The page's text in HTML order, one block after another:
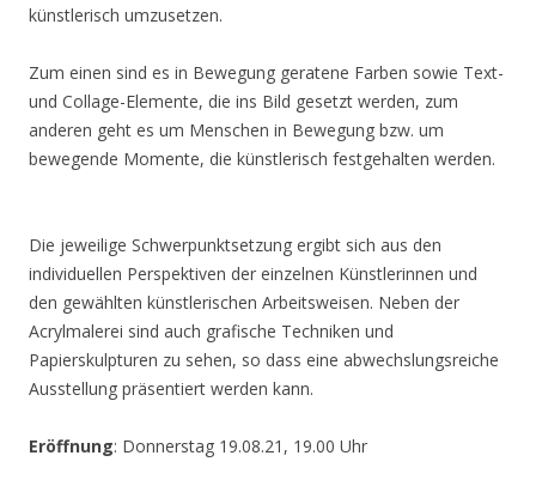
künstlerisch umzusetzen.
Zum einen sind es in Bewegung geratene Farben sowie Text-
und Collage-Elemente, die ins Bild gesetzt werden, zum
anderen geht es um Menschen in Bewegung bzw. um
bewegende Momente, die künstlerisch festgehalten werden.
Die jeweilige Schwerpunktsetzung ergibt sich aus den
individuellen Perspektiven der einzelnen Künstlerinnen und
den gewählten künstlerischen Arbeitsweisen. Neben der
Acrylmalerei sind auch grafische Techniken und
Papierskulpturen zu sehen, so dass eine abwechslungsreiche
Ausstellung präsentiert werden kann.
Eröffnung: Donnerstag 19.08.21, 19.00 Uhr